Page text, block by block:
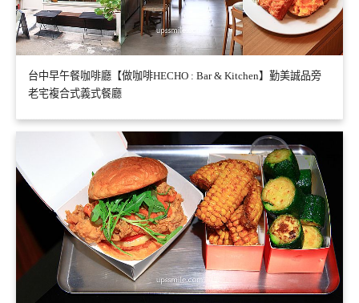
台中早午餐咖啡廳【做咖啡HECHO : Bar & Kitchen】勤美誠品旁
老宅複合式義式餐廳